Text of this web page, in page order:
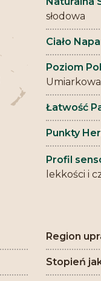
słodowa
Ciało
Poziom
Łatwość
Punkty
Profil
lekkości i
Region
Stopień